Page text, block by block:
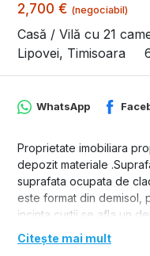
2,700 € (negociabil)
Casă / Vilă cu 21
Lipovei, Timisoara
WhatsApp
Proprietate imobiliara
depozit materiale
suprafata ocupata de
este format din demisol,
incinta curtii se afla un
de servici cu suprafta de
Subsol-158.41 mp,
Citește mai mult